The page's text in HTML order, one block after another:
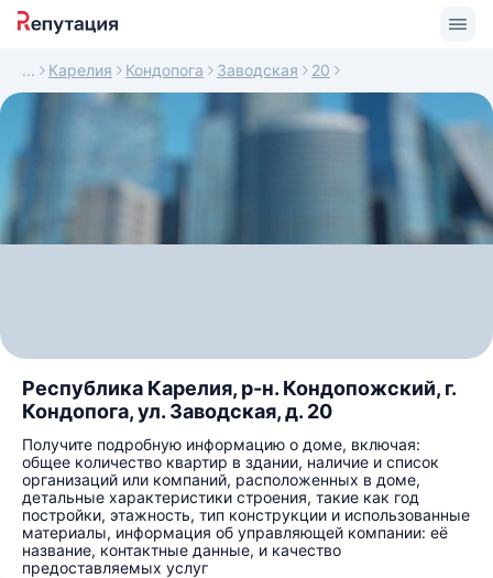
Карелия Кондопога Заводская 20
Республика Карелия, р-н. Кондопожский, г.
Кондопога, ул. Заводская, д. 20
Получите подробную информацию о доме, включая:
общее количество квартир в здании, наличие и список
организаций или компаний, расположенных в доме,
детальные характеристики строения, такие как год
постройки, этажность, тип конструкции и использованные
материалы, информация об управляющей компании: её
название, контактные данные, и качество
предоставляемых услуг